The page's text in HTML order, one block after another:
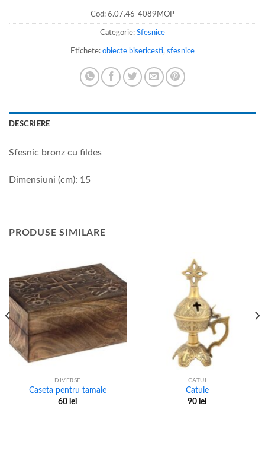
Cod: 6.07.46-4089MOP
Categorie: Sfesnice
Etichete: obiecte bisericesti, sfesnice
DESCRIERE
Sfesnic bronz cu fildes
Dimensiuni (cm): 15
PRODUSE SIMILARE
DIVERSE
Caseta pentru tamaie
60 lei
CATUI
Catuie
90 lei